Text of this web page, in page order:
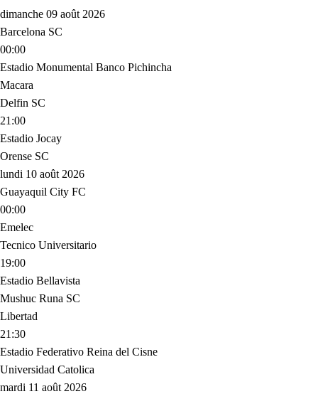
dimanche 09 août 2026
Barcelona SC
00:00
Estadio Monumental Banco Pichincha
Macara
Delfin SC
21:00
Estadio Jocay
Orense SC
lundi 10 août 2026
Guayaquil City FC
00:00
Emelec
Tecnico Universitario
19:00
Estadio Bellavista
Mushuc Runa SC
Libertad
21:30
Estadio Federativo Reina del Cisne
Universidad Catolica
mardi 11 août 2026